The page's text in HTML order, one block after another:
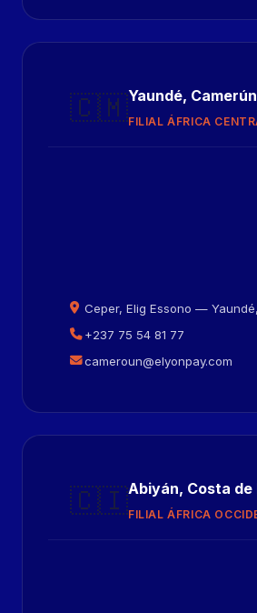
🇨🇲Yaundé, Camerún
FILIAL ÁFRICA
Ceper, Elig Essono —
+237 75 54 81 77
cameroun@elyonpay.com
🇨🇮Abiyán, Costa
FILIAL ÁFRICA